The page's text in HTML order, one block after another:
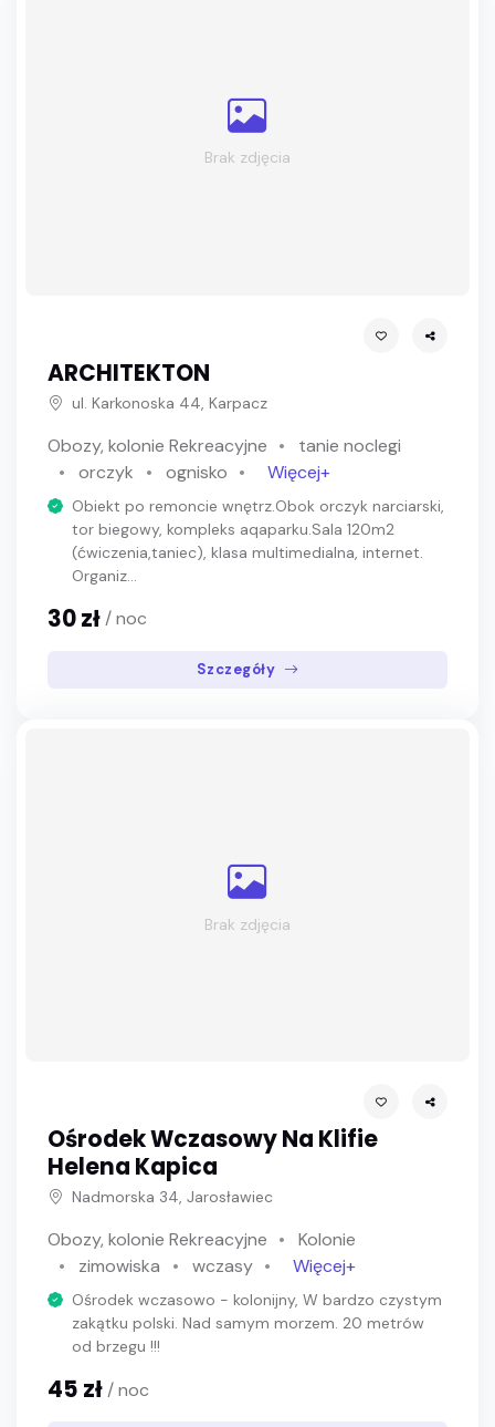
Brak zdjęcia
ARCHITEKTON
ul. Karkonoska 44, Karpacz
Obozy, kolonie Rekreacyjne
tanie noclegi
orczyk
ognisko Więcej+
Obiekt po remoncie wnętrz.Obok orczyk narciarski,
tor biegowy, kompleks aqaparku.Sala 120m2
(ćwiczenia,taniec), klasa multimedialna, internet.
Organiz...
30 zł/ noc
Szczegóły
Brak zdjęcia
Ośrodek Wczasowy Na Klifie
Helena Kapica
Nadmorska 34, Jarosławiec
Obozy, kolonie Rekreacyjne
Kolonie
zimowiska
wczasy Więcej+
Ośrodek wczasowo - kolonijny, W bardzo czystym
zakątku polski. Nad samym morzem. 20 metrów
od brzegu !!!
45 zł / noc